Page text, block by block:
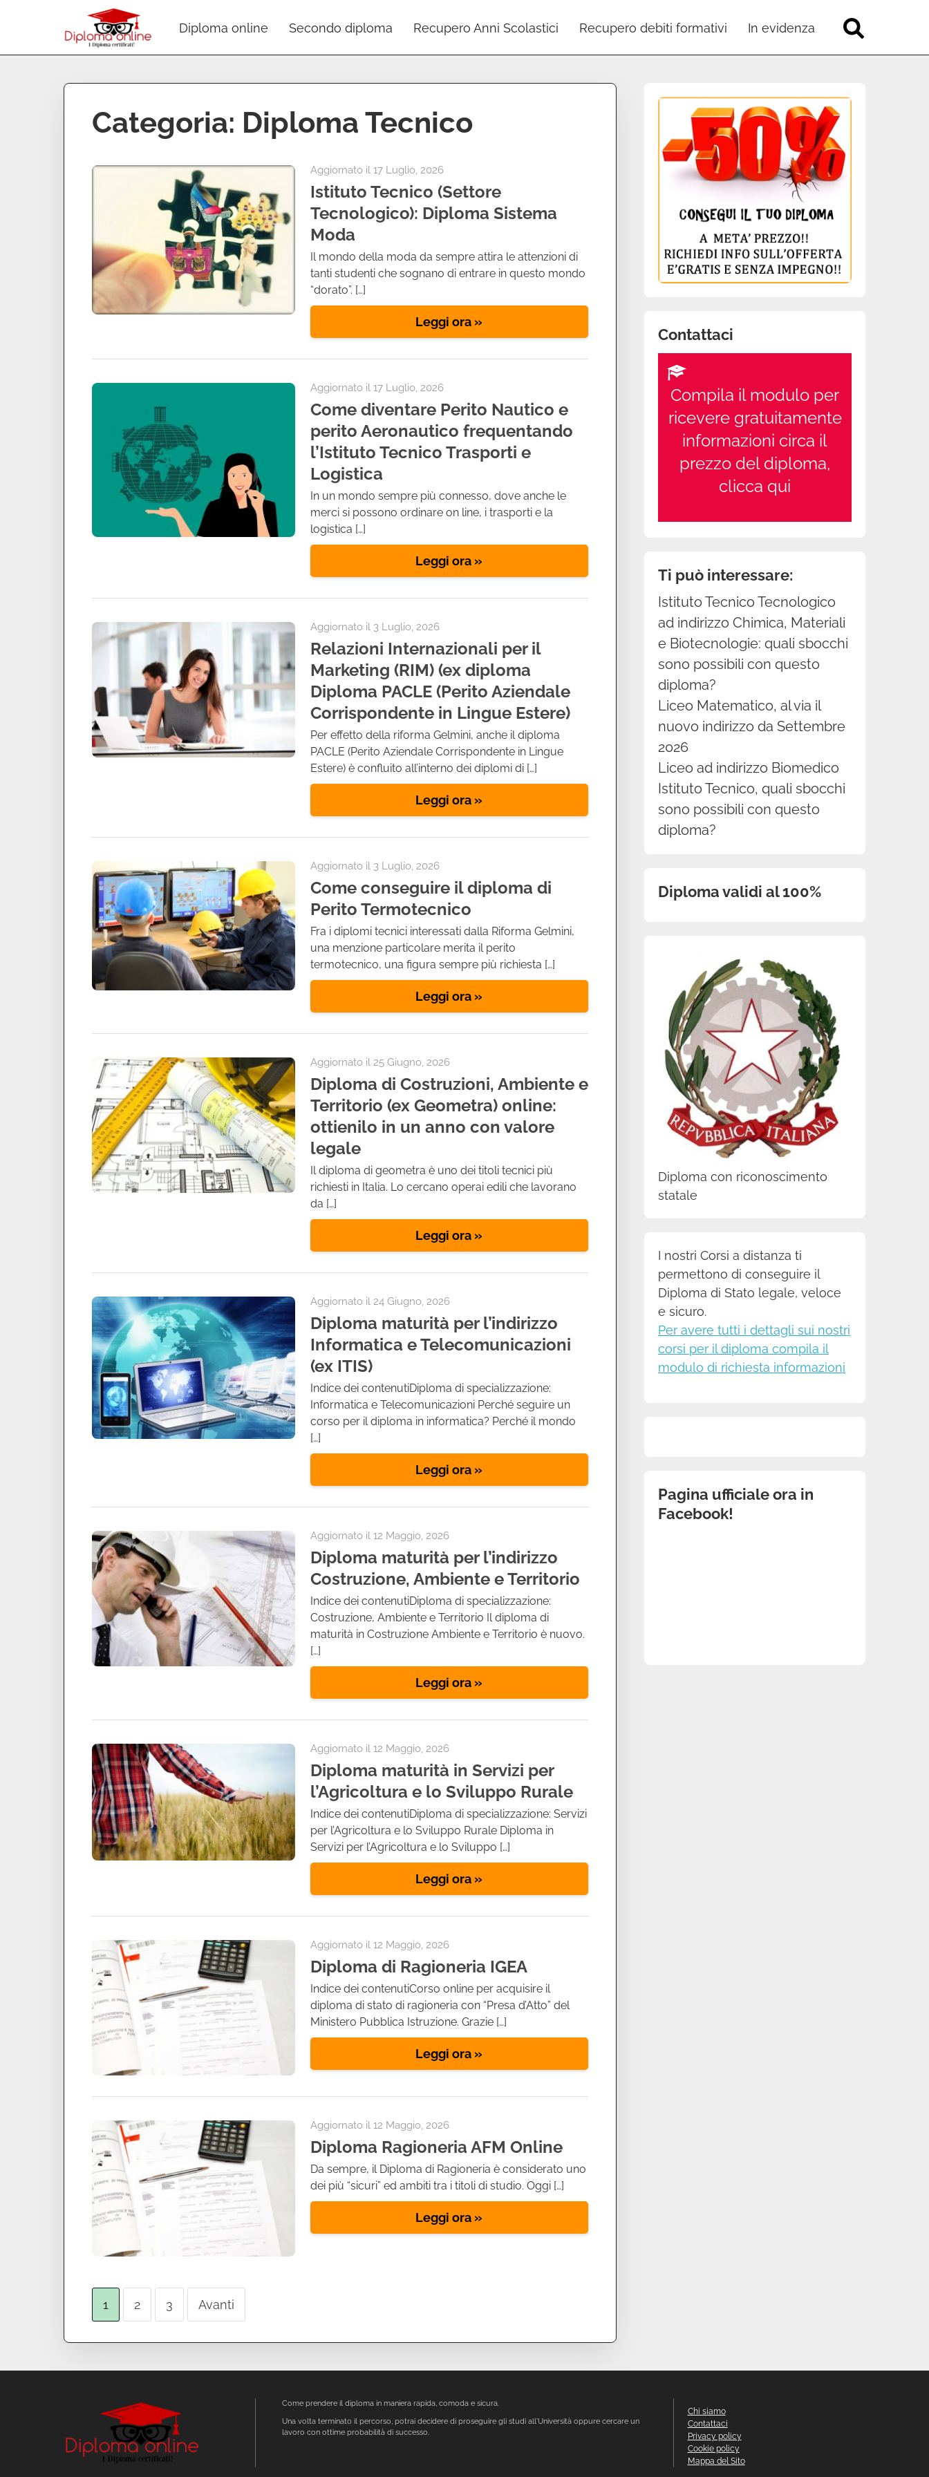
Diploma online Secondo diploma Recupero Anni Scolastici Recupero debiti formativi In evidenza
Categoria: Diploma Tecnico
Aggiornato il 17 Luglio, 2026
Istituto Tecnico (Settore
Tecnologico): Diploma Sistema
Moda
Leggi ora »
Il mondo della moda da sempre attira le attenzioni di
tanti studenti che sognano di entrare in questo mondo
“dorato”. […]
Aggiornato il 17 Luglio, 2026
Come diventare Perito Nautico e
perito Aeronautico frequentando
l’Istituto Tecnico Trasporti e
Logistica
Leggi ora »
In un mondo sempre più connesso, dove anche le
merci si possono ordinare on line, i trasporti e la
logistica […]
Aggiornato il 3 Luglio, 2026
Relazioni Internazionali per il
Marketing (RIM) (ex diploma
Diploma PACLE (Perito Aziendale
Corrispondente in Lingue Estere)
Leggi ora »
Per effetto della riforma Gelmini, anche il diploma
PACLE (Perito Aziendale Corrispondente in Lingue
Estere) è confluito all’interno dei diplomi di […]
Aggiornato il 3 Luglio, 2026
Come conseguire il diploma di
Perito Termotecnico
Leggi ora »
Fra i diplomi tecnici interessati dalla Riforma Gelmini,
una menzione particolare merita il perito
termotecnico, una figura sempre più richiesta […]
Aggiornato il 25 Giugno, 2026
Diploma di Costruzioni, Ambiente e
Territorio (ex Geometra) online:
ottienilo in un anno con valore
legale
Leggi ora »
Il diploma di geometra è uno dei titoli tecnici più
richiesti in Italia. Lo cercano operai edili che lavorano
da […]
Aggiornato il 24 Giugno, 2026
Diploma maturità per l’indirizzo
Informatica e Telecomunicazioni
(ex ITIS)
Leggi ora »
Indice dei contenutiDiploma di specializzazione:
Informatica e Telecomunicazioni Perché seguire un
corso per il diploma in informatica? Perché il mondo
[…]
Aggiornato il 12 Maggio, 2026
Diploma maturità per l’indirizzo
Costruzione, Ambiente e Territorio
Leggi ora »
Indice dei contenutiDiploma di specializzazione:
Costruzione, Ambiente e Territorio Il diploma di
maturità in Costruzione Ambiente e Territorio è nuovo.
[…]
Aggiornato il 12 Maggio, 2026
Diploma maturità in Servizi per
l’Agricoltura e lo Sviluppo Rurale
Leggi ora »
Indice dei contenutiDiploma di specializzazione: Servizi
per l’Agricoltura e lo Sviluppo Rurale Diploma in
Servizi per l’Agricoltura e lo Sviluppo […]
Aggiornato il 12 Maggio, 2026
Diploma di Ragioneria IGEA
Leggi ora »
Indice dei contenutiCorso online per acquisire il
diploma di stato di ragioneria con “Presa d’Atto” del
Ministero Pubblica Istruzione. Grazie […]
Aggiornato il 12 Maggio, 2026
Diploma Ragioneria AFM Online
Leggi ora »
Da sempre, il Diploma di Ragioneria è considerato uno
dei più “sicuri” ed ambiti tra i titoli di studio. Oggi […]
1 2 3 Avanti
Contattaci
Compila il modulo per
ricevere gratuitamente
informazioni circa il
prezzo del diploma,
clicca qui
Ti può interessare:
Istituto Tecnico Tecnologico
ad indirizzo Chimica, Materiali
e Biotecnologie: quali sbocchi
sono possibili con questo
diploma?
Liceo Matematico, al via il
nuovo indirizzo da Settembre
2026
Liceo ad indirizzo Biomedico
Istituto Tecnico, quali sbocchi
sono possibili con questo
diploma?
Diploma validi al 100%
Diploma con riconoscimento
statale
I nostri Corsi a distanza ti
permettono di conseguire il
Diploma di Stato legale, veloce
e sicuro.
Per avere tutti i dettagli sui nostri
corsi per il diploma compila il
modulo di richiesta informazioni
Pagina ufficiale ora in
Facebook!
Come prendere il diploma in maniera rapida, comoda e sicura.
Una volta terminato il percorso, potrai decidere di proseguire gli studi all'Università oppure cercare un
lavoro con ottime probabilità di successo.
Chi siamo
Contattaci
Privacy policy
Cookie policy
Mappa del Sito